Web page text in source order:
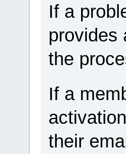
If a
provides
the
If a
their